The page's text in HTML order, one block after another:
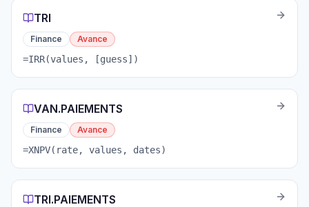
TRI
Finance Avance
=IRR(values, [guess])
VAN.PAIEMENTS
Finance Avance
=XNPV(rate, values, dates)
TRI.PAIEMENTS